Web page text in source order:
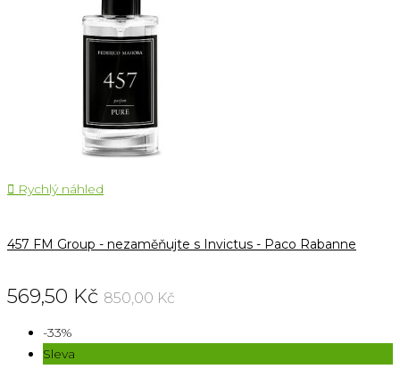
 Rychlý náhled
457 FM Group - nezaměňujte s Invictus - Paco Rabanne
569,50 Kč 850,00 Kč
-33%
Sleva